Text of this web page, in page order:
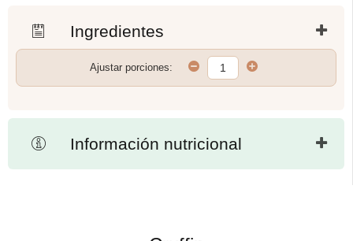
Ingredientes
Ajustar porciones:
Información nutricional